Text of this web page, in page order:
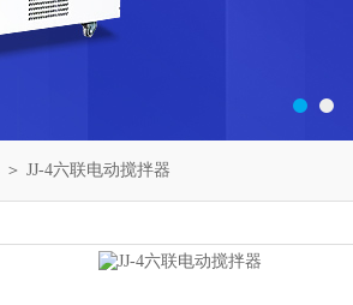
＞ JJ-4六联电动搅拌器